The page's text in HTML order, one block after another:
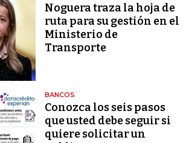
Noguera traza la hoja de
ruta para su gestión en el
Ministerio de
Transporte
BANCOS
Conozca los seis pasos
que usted debe seguir si
quiere solicitar un